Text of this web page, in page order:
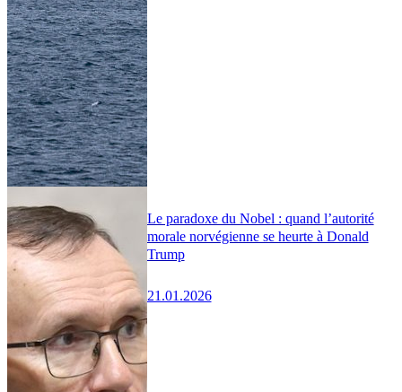
Le paradoxe du Nobel : quand l’autorité
morale norvégienne se heurte à Donald
Trump
21.01.2026